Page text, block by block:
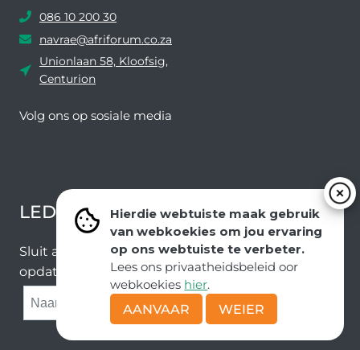
Hierdie webtuiste maak gebruik
van webkoekies om jou ervaring
op ons webtuiste te verbeter.
Lees ons privaatheidsbeleid oor
webkoekies hier.
AANVAAR
WEIER
086 10 200 30
navrae@afriforum.co.za
Unionlaan 58, Kloofsig,
Centurion
Volg ons ​​op sosiale media
LEDEVOORDELE NUUSBRIEF
Sluit aan by ons e-poslys om die nuutste nuus en
opdaterings van ons span te ontvang.